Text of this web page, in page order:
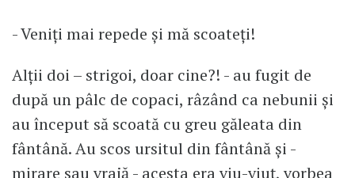
- Veniți mai repede și mă scoateți!
Alții doi – strigoi, doar cine?! - au fugit de
după un pâlc de copaci, râzând ca nebunii și
au început să scoată cu greu găleata din
fântână. Au scos ursitul din fântână și -
mirare sau vrajă - acesta era viu-viuț, vorbea